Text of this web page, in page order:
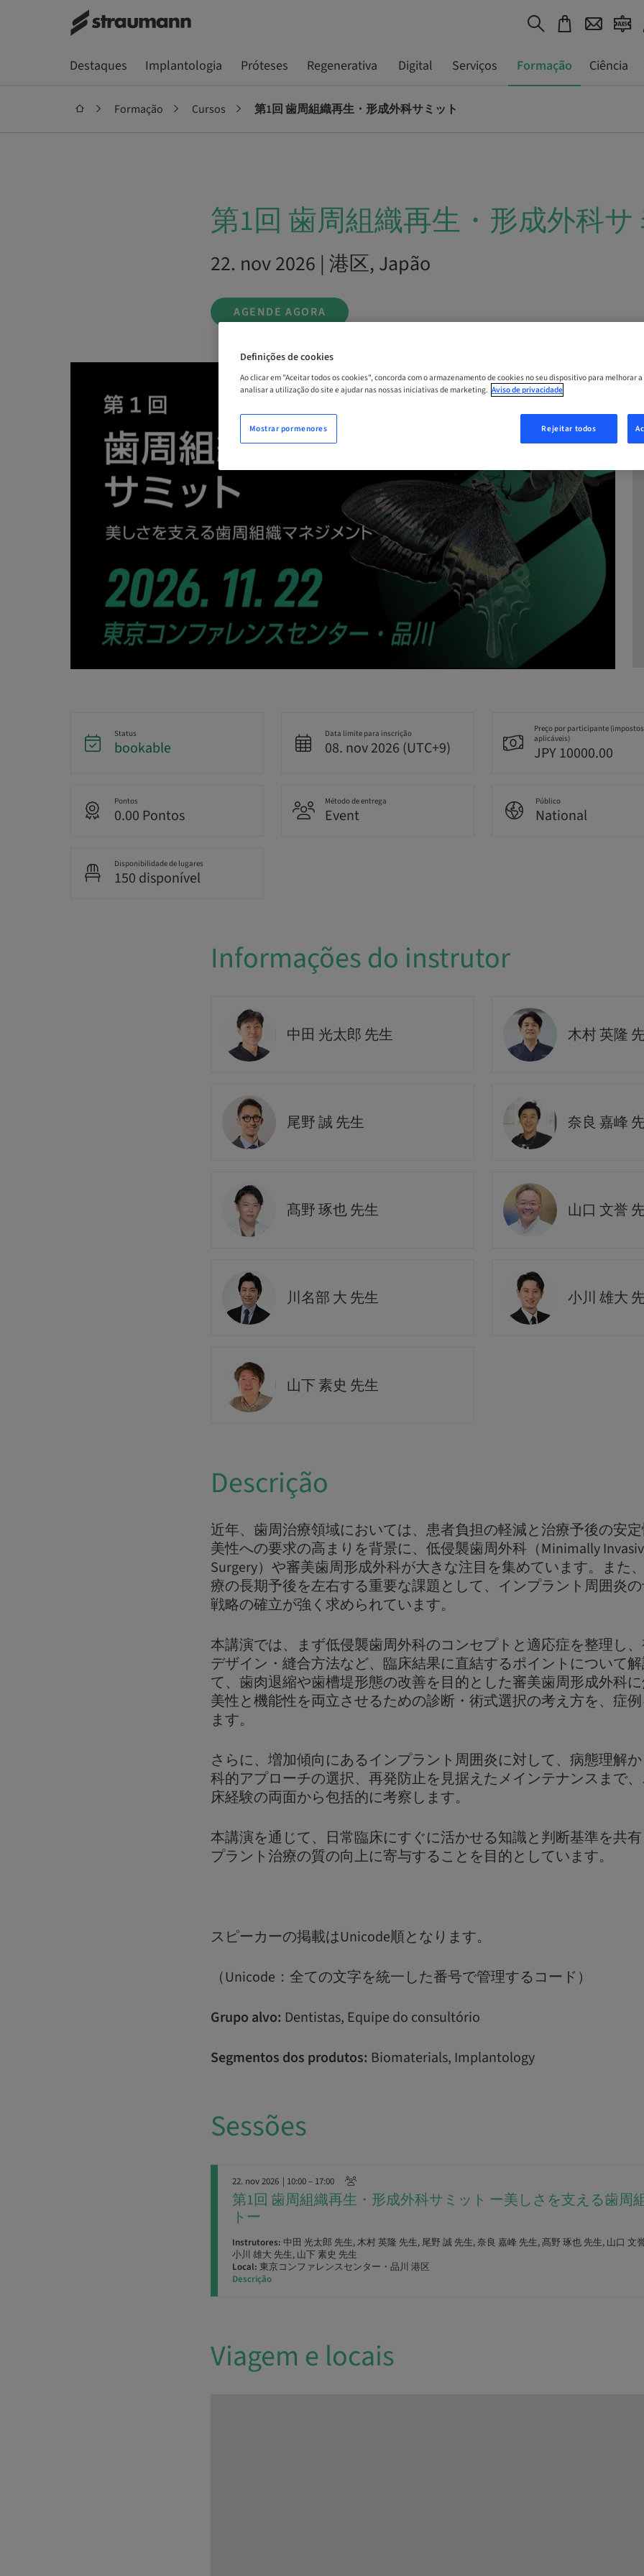
Destaques Implantologia Próteses Regenerativa Digital Serviços Formação Ciência
Formação Cursos 第1回 歯周組織再生・形成外科サミット
第1回 歯周組織再生・形成外科サ
22. nov 2026 | 港区, Japão
AGENDE AGORA
Status
bookable
Data limite para inscrição
08. nov 2026 (UTC+9)
Preço por participante
aplicáveis)
JPY 10000.00
Pontos
0.00 Pontos
Método de entrega
Event
Público
National
Disponibilidade de lugares
150 disponível
Informações do instrutor
中田 光太郎 先生 木村 英隆
尾野 誠 先生 奈良 嘉峰
髙野 琢也 先生 山口 文誉
川名部 大 先生 小川 雄大
山下 素史 先生
Descrição
近年、歯周治療領域においては、患者負担の軽減と治療予後の安
美性への要求の高まりを背景に、低侵襲歯周外科（Minimally
Surgery）や審美歯周形成外科が大きな注目を集めています。また
療の長期予後を左右する重要な課題として、インプラント周囲炎
戦略の確立が強く求められています。
本講演では、まず低侵襲歯周外科のコンセプトと適応症を整理し
デザイン・縫合方法など、臨床結果に直結するポイントについて
て、歯肉退縮や歯槽堤形態の改善を目的とした審美歯周形成外科
美性と機能性を両立させるための診断・術式選択の考え方を、症
ます。
さらに、増加傾向にあるインプラント周囲炎に対して、病態理解
科的アプローチの選択、再発防止を見据えたメインテナンスまで
床経験の両面から包括的に考察します。
本講演を通じて、日常臨床にすぐに活かせる知識と判断基準を共
プラント治療の質の向上に寄与することを目的としています。
スピーカーの掲載はUnicode順となります。
（Unicode：全ての文字を統一した番号で管理するコード）
Grupo alvo: Dentistas, Equipe do consultório
Segmentos dos produtos: Biomaterials, Implantology
Sessões
22. nov 2026 | 10:00 – 17:00
第1回 歯周組織再生・形成外科サミット ー美しさを支える歯周
トー
Instrutores: 中田 光太郎 先生, 木村 英隆 先生, 尾野 誠 先生, 奈良 嘉峰 先生, 髙野 琢也 先生, 山口 文
小川 雄大 先生, 山下 素史 先生
Local: 東京コンファレンスセンター・品川 港区
Descrição
Viagem e locais
Definições de cookies
Ao clicar em "Aceitar todos os cookies", concorda com o armazenamento de cookies no seu dispositivo para melhorar
analisar a utilização do site e ajudar nas nossas iniciativas de marketing. Aviso de privacidade
Rejeitar todos
Mostrar pormenores